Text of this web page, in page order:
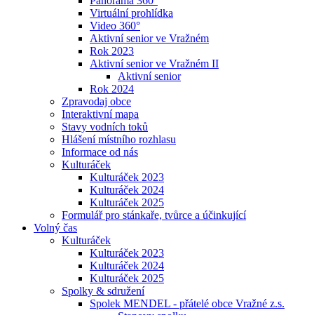
Virtuální prohlídka
Video 360°
Aktivní senior ve Vražném
Rok 2023
Aktivní senior ve Vražném II
Aktivní senior
Rok 2024
Zpravodaj obce
Interaktivní mapa
Stavy vodních toků
Hlášení místního rozhlasu
Informace od nás
Kulturáček
Kulturáček 2023
Kulturáček 2024
Kulturáček 2025
Formulář pro stánkaře, tvůrce a účinkující
Volný čas
Kulturáček
Kulturáček 2023
Kulturáček 2024
Kulturáček 2025
Spolky & sdružení
Spolek MENDEL - přátelé obce Vražné z.s.